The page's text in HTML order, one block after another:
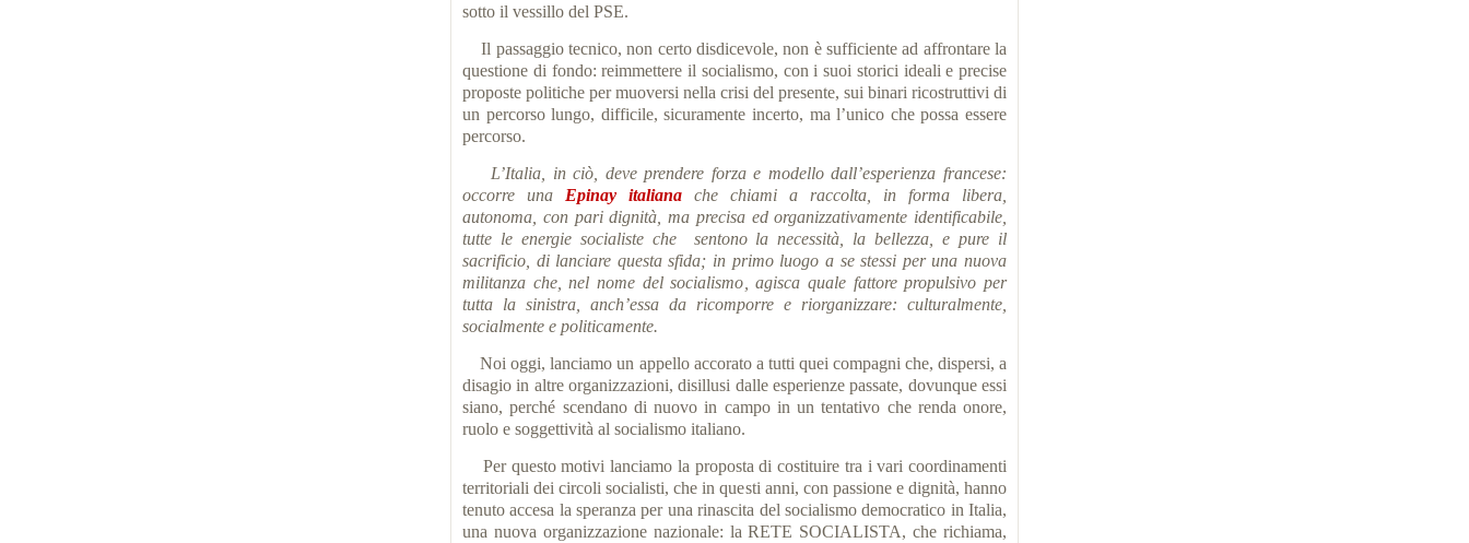
sotto il vessillo del PSE.
Il passaggio tecnico, non certo disdicevole, non è sufficiente ad affrontare la
questione di fondo: reimmettere il socialismo, con i suoi storici ideali e precise
proposte politiche per muoversi nella crisi del presente, sui binari ricostruttivi di
un percorso lungo, difficile, sicuramente incerto, ma l’unico che possa essere
percorso.
L’Italia, in ciò, deve prendere forza e modello dall’esperienza francese:
occorre una Epinay italiana
che chiami a raccolta, in forma libera,
autonoma, con pari dignità, ma precisa ed organizzativamente identificabile,
tutte le energie socialiste che sentono la necessità, la bellezza, e pure il
sacrificio, di lanciare questa sfida; in primo luogo a se stessi per una nuova
militanza che, nel nome del socialismo, agisca quale fattore propulsivo per
tutta la sinistra, anch’essa da ricomporre e riorganizzare: culturalmente,
socialmente e politicamente.
Noi oggi, lanciamo un appello accorato a tutti quei compagni che, dispersi, a
disagio in altre organizzazioni, disillusi dalle esperienze passate, dovunque essi
siano, perché scendano di nuovo in campo in un tentativo che renda onore,
ruolo e soggettività al socialismo italiano.
Per questo motivi lanciamo la proposta di costituire tra i vari coordinamenti
territoriali dei circoli socialisti, che in questi anni, con passione e dignità, hanno
tenuto accesa la speranza per una rinascita del socialismo democratico in Italia,
una nuova organizzazione nazionale: la RETE SOCIALISTA, che richiama,